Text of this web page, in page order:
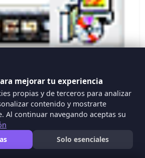
de Flujo + Ejemplo
Gráficos, herramientas que
Visual, se desarrollaron para
a procesar, organizar,
recordar nueva información, de
significativamente, a su base
mejorar tu experiencia
propias y de terceros para analizar
contenido y mostrarte
Al continuar navegando aceptas su
Solo esenciales